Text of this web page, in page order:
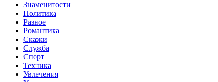
Знаменитости
Политика
Разное
Романтика
Сказки
Служба
Спорт
Техника
Увлечения